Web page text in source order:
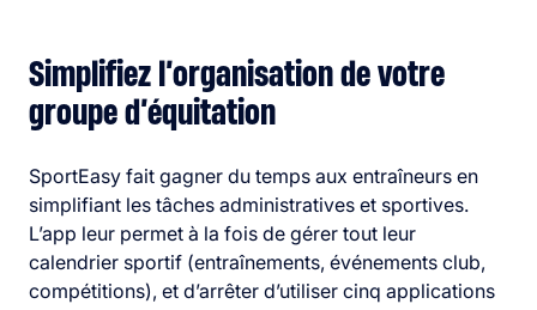
Simplifiez l’organisation de votre
groupe d’équitation
SportEasy fait gagner du temps aux entraîneurs en
simplifiant les tâches administratives et sportives.
L’app leur permet à la fois de gérer tout leur
calendrier sportif (entraînements, événements club,
compétitions), et d’arrêter d’utiliser cinq applications